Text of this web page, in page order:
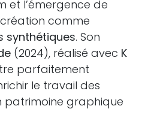
et l’émergence de
comme
synthétiques. Son
(2024), réalisé avec K
parfaitement
le travail des
patrimoine graphique